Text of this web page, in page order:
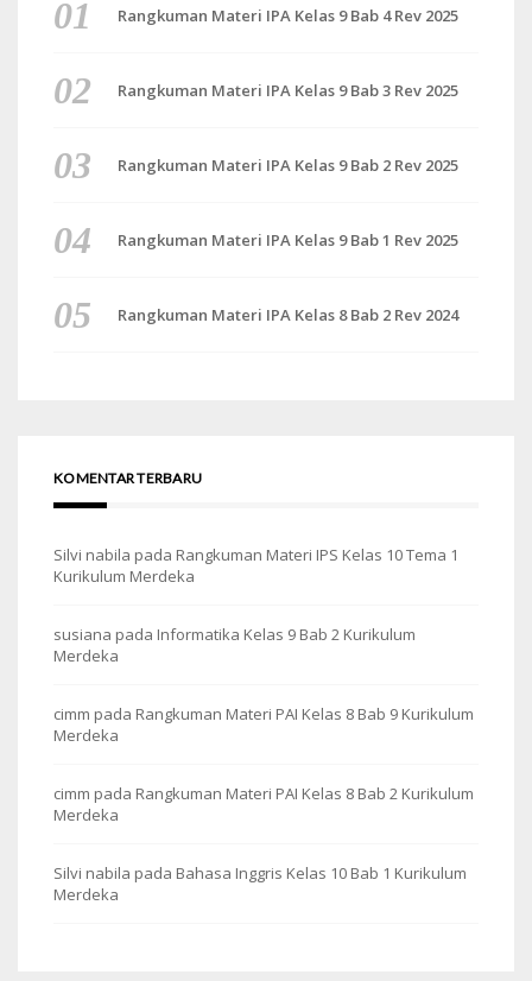
Rangkuman Materi IPA Kelas 9 Bab 4 Rev 2025
Rangkuman Materi IPA Kelas 9 Bab 3 Rev 2025
Rangkuman Materi IPA Kelas 9 Bab 2 Rev 2025
Rangkuman Materi IPA Kelas 9 Bab 1 Rev 2025
Rangkuman Materi IPA Kelas 8 Bab 2 Rev 2024
KOMENTAR TERBARU
Silvi nabila pada Rangkuman Materi IPS Kelas 10 Tema 1
Kurikulum Merdeka
susiana pada Informatika Kelas 9 Bab 2 Kurikulum
Merdeka
cimm pada Rangkuman Materi PAI Kelas 8 Bab 9 Kurikulum
Merdeka
cimm pada Rangkuman Materi PAI Kelas 8 Bab 2 Kurikulum
Merdeka
Silvi nabila pada Bahasa Inggris Kelas 10 Bab 1 Kurikulum
Merdeka